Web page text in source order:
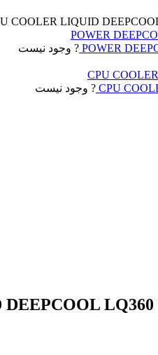
? وجود نیست
? وجود نیست